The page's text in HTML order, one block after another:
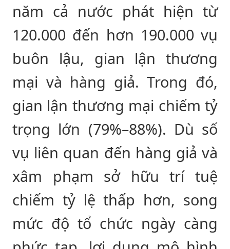
năm cả nước phát hiện từ
120.000 đến hơn 190.000 vụ
buôn lậu, gian lận thương
mại và hàng giả. Trong đó,
gian lận thương mại chiếm tỷ
trọng lớn (79%–88%). Dù số
vụ liên quan đến hàng giả và
xâm phạm sở hữu trí tuệ
chiếm tỷ lệ thấp hơn, song
mức độ tổ chức ngày càng